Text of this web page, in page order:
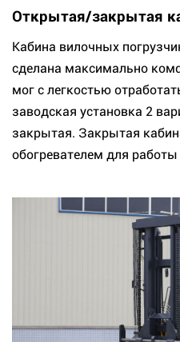
Открытая/закрытая
Кабина вилочных
сделана максимально
мог с легкостью
заводская установка 2
закрытая. Закрытая
обогревателем для